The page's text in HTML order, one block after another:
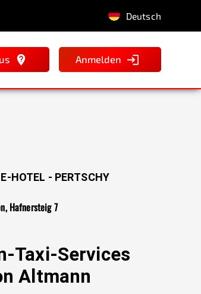
Deutsch
Anmelden
HOTEL - PERTSCHY
Hafnersteig 7
Taxi-Services
Altmann